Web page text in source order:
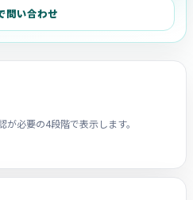
問い合わせ
必要の4段階で表示します。